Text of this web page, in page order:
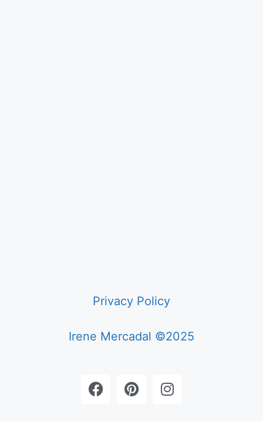
Privacy Policy
Irene Mercadal ©2025